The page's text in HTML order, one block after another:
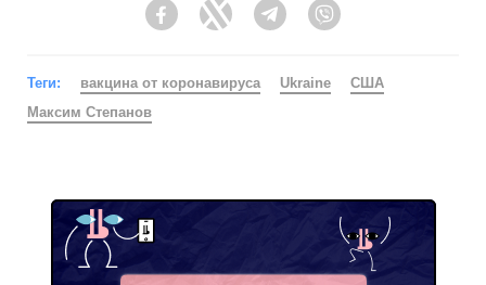
FacebookTwitter Telegram
Теги: вакцина от коронавируса Ukraine
США
Максим Степанов